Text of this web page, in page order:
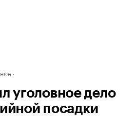
уголовное дело
посадки